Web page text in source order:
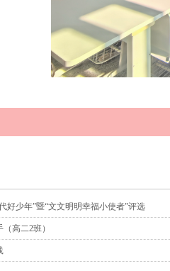
好少年”暨“文文明明幸福小使者”评选
高二2班）